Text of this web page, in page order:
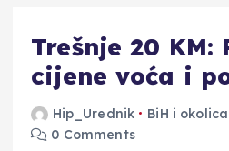
Trešnje 20 KM:
cijene voća i
Hip_Urednik BiH i okolica
0 Comments